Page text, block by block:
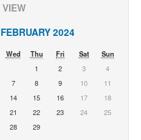
FEBRUARY 2024
Wed Thu Fri Sat
Sun
1
2 3
4
7 8 9 10
11
14 15 16 17
18
21 22 23 24
25
28 29